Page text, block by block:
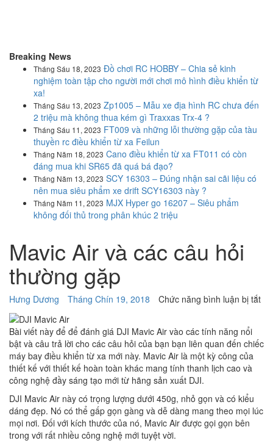
Breaking News
Tháng Sáu 18, 2023 Đồ chơi RC HOBBY – Chia sẻ kinh
nghiệm toàn tập cho người mới chơi mô hình điều khiển từ
xa!
Tháng Sáu 13, 2023 Zp1005 – Mẫu xe địa hình RC chưa đến
2 triệu mà không thua kém gì Traxxas Trx-4 ?
Tháng Sáu 11, 2023 FT009 và những lỗi thường gặp của tàu
thuyền rc điều khiển từ xa Feilun
Tháng Năm 18, 2023 Cano điều khiển từ xa FT011 có còn
đáng mua khi SR65 đã quá bá đạo?
Tháng Năm 13, 2023 SCY 16303 – Đúng nhận sai cãi liệu có
nên mua siêu phẩm xe drift SCY16303 này ?
Tháng Năm 11, 2023 MJX Hyper go 16207 – Siêu phẩm
không đối thủ trong phân khúc 2 triệu
Mavic Air và các câu hỏi
thường gặp
Hưng Dương Tháng Chín 19, 2018 Chức năng bình luận bị tắtở
các
Bài viết này để để đánh giá DJI Mavic Air vào các tính năng nổi
bật và câu trả lời cho các câu hỏi của bạn bạn liên quan đến chiếc
máy bay điều khiển từ xa mới này. Mavic Air là một kỳ công của
thiết kế với thiết kế hoàn toàn khác mang tính thanh lịch cao và
công nghệ đầy sáng tạo mới từ hãng sản xuất DJI.
DJI Mavic Air này có trọng lượng dưới 450g, nhỏ gọn và có kiểu
dáng đẹp. Nó có thể gấp gọn gàng và dễ dàng mang theo mọi lúc
mọi nơi. Đối với kích thước của nó, Mavic Air được gọi gọn bên
trong với rất nhiều công nghệ mới tuyệt vời.